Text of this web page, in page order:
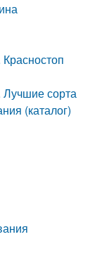
Лучшие сорта
(каталог)